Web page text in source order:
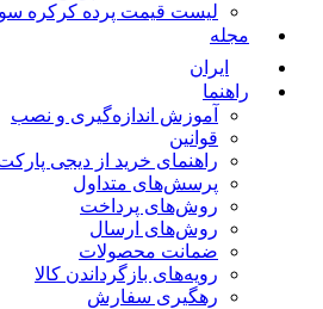
لیست قیمت پرده کرکره
مجله
ایران
راهنما
آموزش اندازه‌گیری و نصب
قوانین
راهنمای خرید از دیجی پارکت
پرسش‌های متداول
روش‌های پرداخت
روش‌های ارسال
ضمانت محصولات
رویه‌های بازگرداندن کالا
رهگیری سفارش